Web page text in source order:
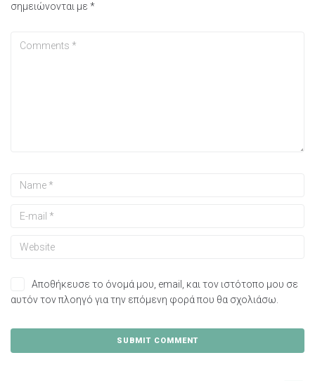
σημειώνονται με *
Αποθήκευσε το όνομά μου, email, και τον ιστότοπο μου σε
αυτόν τον πλοηγό για την επόμενη φορά που θα σχολιάσω.